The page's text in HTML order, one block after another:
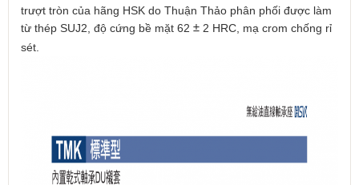
trượt tròn của hãng HSK do Thuận Thảo phân phối được làm
từ thép SUJ2, độ cứng bề mặt 62 ± 2 HRC, mạ crom chống rỉ
sét.